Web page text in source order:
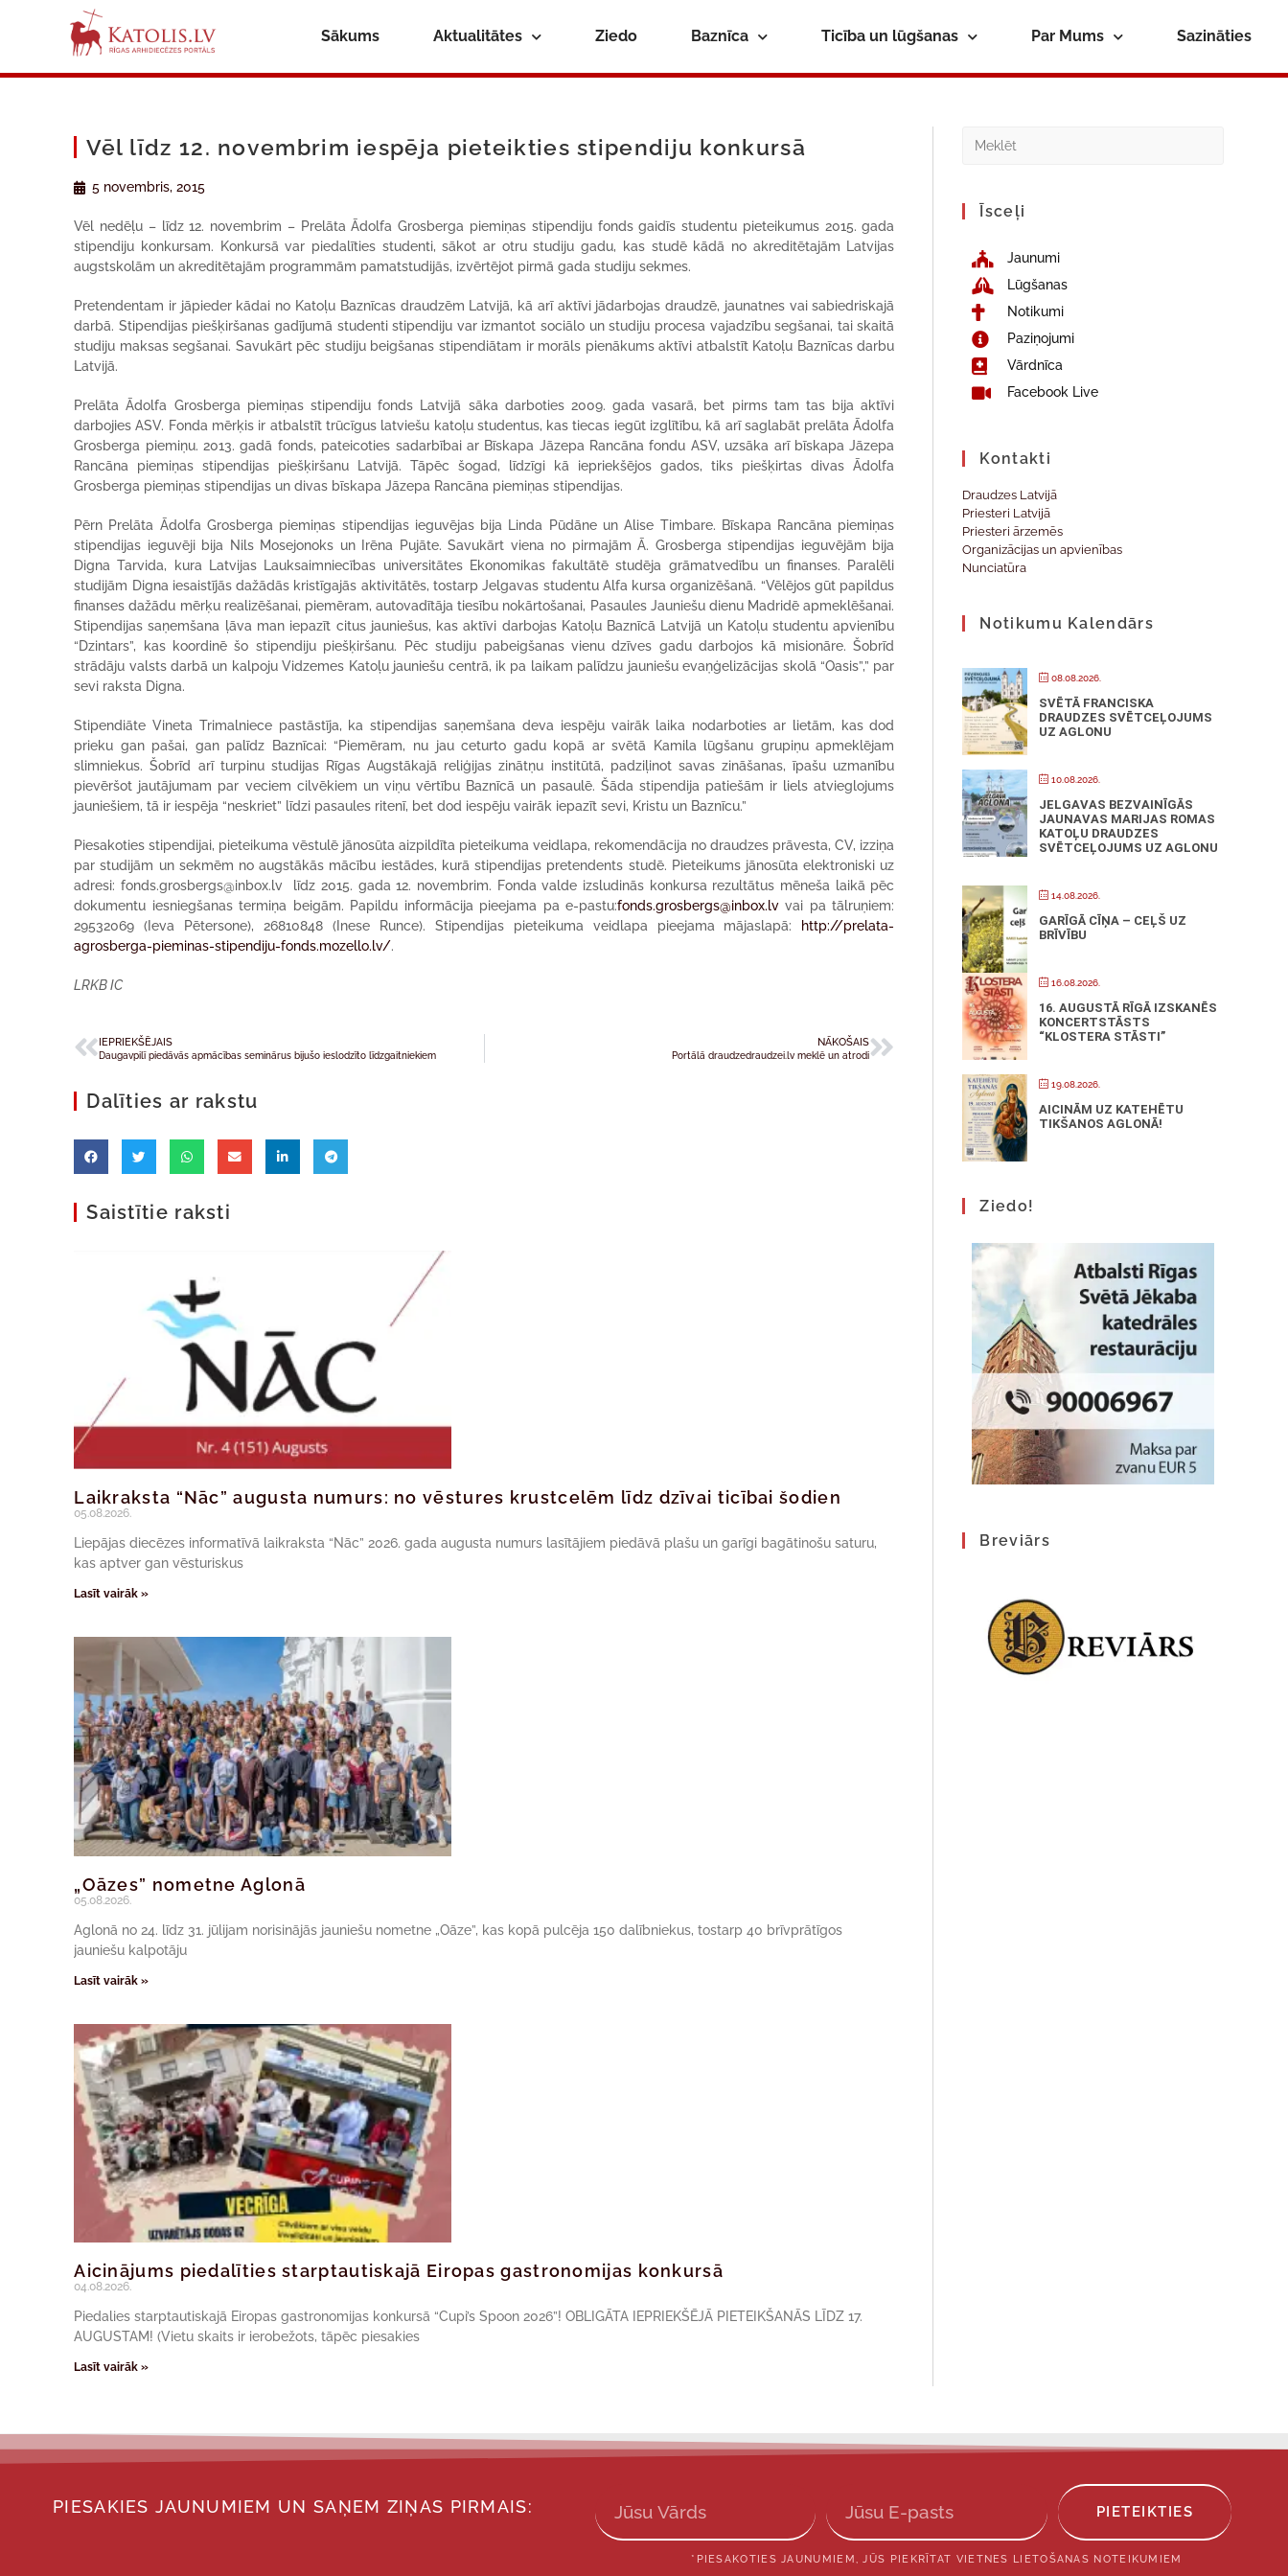
Sākums Aktualitātes Ziedo Baznīca Ticība un lūgšanas Par Mums Sazināties
Vēl līdz 12. novembrim iespēja pieteikties stipendiju konkursā
5 novembris, 2015
Vēl nedēļu – līdz 12. novembrim – Prelāta Ādolfa Grosberga piemiņas stipendiju fonds gaidīs studentu pieteikumus 2015. gada
stipendiju konkursam. Konkursā var piedalīties studenti, sākot ar otru studiju gadu, kas studē kādā no akreditētajām Latvijas
augstskolām un akreditētajām programmām pamatstudijās, izvērtējot pirmā gada studiju sekmes.
Pretendentam ir jāpieder kādai no Katoļu Baznīcas draudzēm Latvijā, kā arī aktīvi jādarbojas draudzē, jaunatnes vai sabiedriskajā
darbā. Stipendijas piešķiršanas gadījumā studenti stipendiju var izmantot sociālo un studiju procesa vajadzību segšanai, tai skaitā
studiju maksas segšanai. Savukārt pēc studiju beigšanas stipendiātam ir morāls pienākums aktīvi atbalstīt Katoļu Baznīcas darbu
Latvijā.
Prelāta Ādolfa Grosberga piemiņas stipendiju fonds Latvijā sāka darboties 2009. gada vasarā, bet pirms tam tas bija aktīvi
darbojies ASV. Fonda mērķis ir atbalstīt trūcīgus latviešu katoļu studentus, kas tiecas iegūt izglītību, kā arī saglabāt prelāta Ādolfa
Grosberga piemiņu. 2013. gadā fonds, pateicoties sadarbībai ar Bīskapa Jāzepa Rancāna fondu ASV, uzsāka arī bīskapa Jāzepa
Rancāna piemiņas stipendijas piešķiršanu Latvijā. Tāpēc šogad, līdzīgi kā iepriekšējos gados, tiks piešķirtas divas Ādolfa
Grosberga piemiņas stipendijas un divas bīskapa Jāzepa Rancāna piemiņas stipendijas.
Pērn Prelāta Ādolfa Grosberga piemiņas stipendijas ieguvējas bija Linda Pūdāne un Alise Timbare. Bīskapa Rancāna piemiņas
stipendijas ieguvēji bija Nils Mosejonoks un Irēna Pujāte. Savukārt viena no pirmajām Ā. Grosberga stipendijas ieguvējām bija
Digna Tarvida, kura Latvijas Lauksaimniecības universitātes Ekonomikas fakultātē studēja grāmatvedību un finanses. Paralēli
studijām Digna iesaistījās dažādās kristīgajās aktivitātēs, tostarp Jelgavas studentu Alfa kursa organizēšanā. “Vēlējos gūt papildus
finanses dažādu mērķu realizēšanai, piemēram, autovadītāja tiesību nokārtošanai, Pasaules Jauniešu dienu Madridē apmeklēšanai.
Stipendijas saņemšana ļāva man iepazīt citus jauniešus, kas aktīvi darbojas Katoļu Baznīcā Latvijā un Katoļu studentu apvienību
“Dzintars”, kas koordinē šo stipendiju piešķiršanu. Pēc studiju pabeigšanas vienu dzīves gadu darbojos kā misionāre. Šobrīd
strādāju valsts darbā un kalpoju Vidzemes Katoļu jauniešu centrā, ik pa laikam palīdzu jauniešu evaņģelizācijas skolā “Oasis”,” par
sevi raksta Digna.
Stipendiāte Vineta Trimalniece pastāstīja, ka stipendijas saņemšana deva iespēju vairāk laika nodarboties ar lietām, kas dod
prieku gan pašai, gan palīdz Baznīcai: “Piemēram, nu jau ceturto gadu kopā ar svētā Kamila lūgšanu grupiņu apmeklējam
slimniekus. Šobrīd arī turpinu studijas Rīgas Augstākajā reliģijas zinātņu institūtā, padziļinot savas zināšanas, īpašu uzmanību
pievēršot jautājumam par veciem cilvēkiem un viņu vērtību Baznīcā un pasaulē. Šāda stipendija patiešām ir liels atvieglojums
jauniešiem, tā ir iespēja “neskriet” līdzi pasaules ritenī, bet dod iespēju vairāk iepazīt sevi, Kristu un Baznīcu.”
Piesakoties stipendijai, pieteikuma vēstulē jānosūta aizpildīta pieteikuma veidlapa, rekomendācija no draudzes prāvesta, CV, izziņa
par studijām un sekmēm no augstākās mācību iestādes, kurā stipendijas pretendents studē. Pieteikums jānosūta elektroniski uz
adresi: fonds.grosbergs@inbox.lv līdz 2015. gada 12. novembrim. Fonda valde izsludinās konkursa rezultātus mēneša laikā pēc
dokumentu iesniegšanas termiņa beigām. Papildu informācija pieejama pa e-pastu:fonds.grosbergs@inbox.lvvai pa tālruņiem:
29532069 (Ieva Pētersone), 26810848 (Inese Runce). Stipendijas pieteikuma veidlapa pieejama mājaslapā:
http://prelata-
agrosberga-pieminas-stipendiju-fonds.mozello.lv/.
LRKB IC
IEPRIEKŠĒJAIS
Daugavpilī piedāvās apmācības seminārus bijušo ieslodzīto līdzgaitniekiem
NĀKOŠAIS
Portālā draudzedraudzei.lv meklē un atrodi
Dalīties ar rakstu
Saistītie raksti
Laikraksta “Nāc” augusta numurs: no vēstures krustcelēm līdz dzīvai ticībai šodien
05.08.2026.
Liepājas diecēzes informatīvā laikraksta “Nāc” 2026. gada augusta numurs lasītājiem piedāvā plašu un garīgi bagātinošu saturu,
kas aptver gan vēsturiskus
Lasīt vairāk »
„Oāzes” nometne Aglonā
05.08.2026.
Aglonā no 24. līdz 31. jūlijam norisinājās jauniešu nometne „Oāze”, kas kopā pulcēja 150 dalībniekus, tostarp 40 brīvprātīgos
jauniešu kalpotāju
Lasīt vairāk »
Aicinājums piedalīties starptautiskajā Eiropas gastronomijas konkursā
04.08.2026.
Piedalies starptautiskajā Eiropas gastronomijas konkursā “Cupi’s Spoon 2026”! OBLIGĀTA IEPRIEKŠĒJĀ PIETEIKŠANĀS LĪDZ 17.
AUGUSTAM! (Vietu skaits ir ierobežots, tāpēc piesakies
Lasīt vairāk »
Īsceļi
Jaunumi
Lūgšanas
Notikumi
Paziņojumi
Vārdnīca
Facebook Live
Kontakti
Draudzes Latvijā
Priesteri Latvijā
Priesteri ārzemēs
Organizācijas un apvienības
Nunciatūra
Notikumu Kalendārs
08.08.2026.
SVĒTĀ FRANCISKA
DRAUDZES SVĒTCEĻOJUMS
UZ AGLONU
10.08.2026.
JELGAVAS BEZVAINĪGĀS
JAUNAVAS MARIJAS ROMAS
KATOĻU DRAUDZES
SVĒTCEĻOJUMS UZ AGLONU
14.08.2026.
GARĪGĀ CĪŅA – CEĻŠ UZ
BRĪVĪBU
16.08.2026.
16. AUGUSTĀ RĪGĀ IZSKANĒS
KONCERTSTĀSTS
“KLOSTERA STĀSTI”
19.08.2026.
AICINĀM UZ KATEHĒTU
TIKŠANOS AGLONĀ!
Ziedo!
Breviārs
PIESAKIES JAUNUMIEM UN SAŅEM ZIŅAS PIRMAIS: PIETEIKTIES
*PIESAKOTIES JAUNUMIEM, JŪS PIEKRĪTAT VIETNES LIETOŠANAS NOTEIKUMIEM